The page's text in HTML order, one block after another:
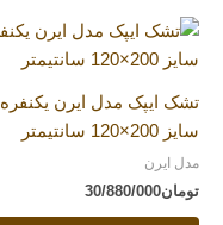
تشک ایپک مدل ایرن یکنفره
سایز 200×120 سانتیمتر
مدل ایرن
تومان30/880/000